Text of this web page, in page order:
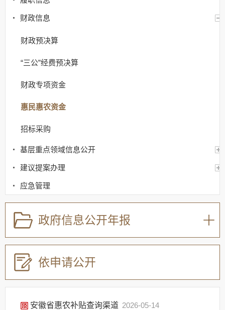
财政信息
财政预决算
“三公”经费预决算
财政专项资金
惠民惠农资金
招标采购
基层重点领域信息公开
建议提案办理
应急管理
回应关切
监督保障
其他法定信息
政府信息公开年报
依申请公开
安徽省惠农补贴查询渠道 2026-05-14